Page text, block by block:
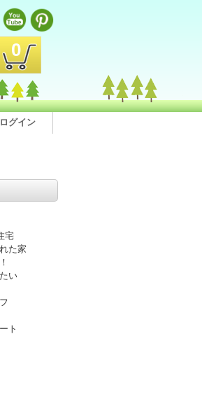
0
グイン
宅
た家
い
ト